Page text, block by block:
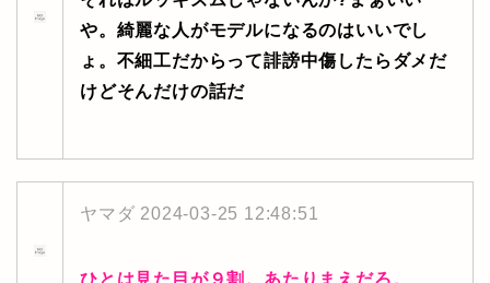
や。綺麗な人がモデルになるのはいいでし
ょ。不細工だからって誹謗中傷したらダメだ
けどそんだけの話だ
ヤマダ 2024-03-25 12:48:51